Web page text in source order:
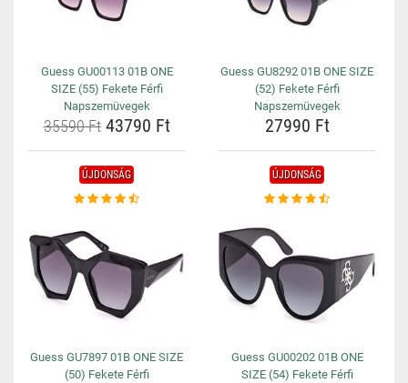
Guess GU00113 01B ONE
SIZE (55) Fekete Férfi
Napszemüvegek
35590 Ft43790 Ft
Guess GU8292 01B ONE SIZE
(52) Fekete Férfi
Napszemüvegek
27990 Ft
ÚJDONSÁG
Guess GU7897 01B ONE SIZE
(50) Fekete Férfi
ÚJDONSÁG
Guess GU00202 01B ONE
SIZE (54) Fekete Férfi